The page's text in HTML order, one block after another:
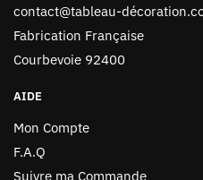
contact@tableau-
Fabrication Française
Courbevoie 92400
AIDE
Mon Compte
F.A.Q
Suivre ma Commande